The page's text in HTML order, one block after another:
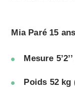
Mia Paré 15 ans
Mesure 5’2
Poids 52 kg